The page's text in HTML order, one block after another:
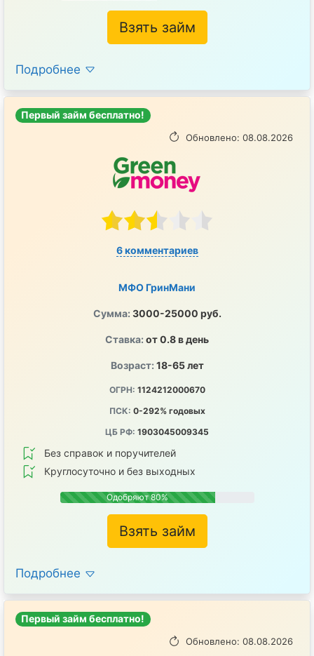
Взять займ
Подробнее
Первый займ бесплатно!
Обновлено: 08.08.2026
6 комментариев
МФО ГринМани
Сумма: 3000-25000 руб.
Ставка: от 0.8 в день
Возраст: 18-65 лет
ОГРН: 1124212000670
ПСК: 0-292% годовых
ЦБ РФ: 1903045009345
Без справок и поручителей
Круглосуточно и без выходных
Одобряют 80%
Взять займ
Подробнее
Первый займ бесплатно!
Обновлено: 08.08.2026